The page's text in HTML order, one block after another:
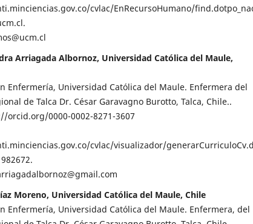
cvlac/EnRecursoHumano/
Arriagada Albornoz, Universidad Católica del Maule,
Enfermería, Universidad Católica del Maule. Enfermera del
de Talca Dr. César Garavagno Burotto, Talca, Chile..
orcid.org/0000-0002-8271-3607
cvlac/visualizador/
Moreno, Universidad Católica del Maule, Chile
Enfermería, Universidad Católica del Maule. Enfermera, del